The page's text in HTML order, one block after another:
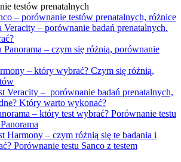
testów prenatalnych
– porównanie testów prenatalnych, różnice
Veracity – porównanie badań prenatalnych.
Panorama – czym się różnią, porównanie
– który wybrać? Czym się różnią,
Veracity – porównanie badań prenatalnych,
Który warto wykonać?
– który test wybrać? Porównanie testu
Harmony – czym różnią się te badania i
Porównanie testu Sanco z testem